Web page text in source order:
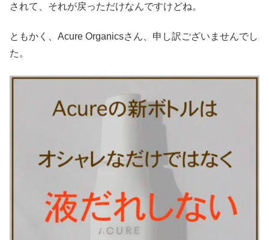
されて、それが戻っただけなんですけどね。
ともかく、Acure Organicsさん、申し訳ございませんでし
た。